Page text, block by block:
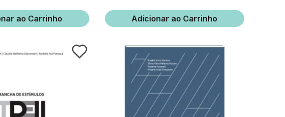
ao Carrinho Adicionar ao Carrinho